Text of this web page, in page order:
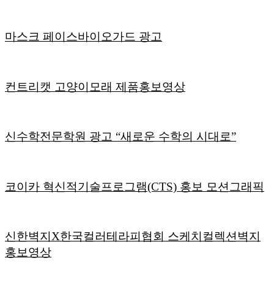
마스크 페이스바이오가드 광고
컨트리캣 고양이모래 제품홍보영상
신수학전문학원 광고 “새로운 수학의 시대로”
코이카 혁신적기술프로그램(CTS) 홍보 모션그래픽
신한벽지X한국컬러테라피협회 스케치컬렉션벽지
홍보영상